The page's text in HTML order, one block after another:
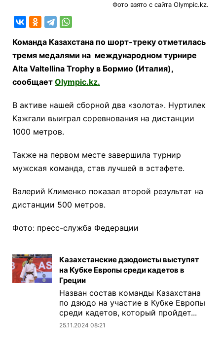
Фото взято с сайта Olympic.kz.
Команда Казахстана по шорт-треку отметилась
тремя медалями на международном турнире
Alta Valtellina Trophy в Бормио (Италия),
сообщает Olympic.kz.
В активе нашей сборной два «золота». Нуртилек
Кажгали выиграл соревнования на дистанции
1000 метров.
Также на первом месте завершила турнир
мужская команда, став лучшей в эстафете.
Валерий Клименко показал второй результат на
дистанции 500 метров.
Фото: пресс-служба Федерации
Казахстанские дзюдоисты выступят
на Кубке Европы среди кадетов в
Греции
Назван состав команды Казахстана
по дзюдо на участие в Кубке Европы
среди кадетов, который пройдет...
25.11.2024 08:21